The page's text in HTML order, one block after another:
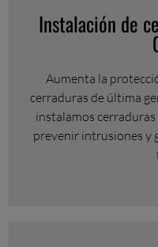
Instalación de
Aumenta la
cerraduras de última
instalamos
prevenir intrusiones y